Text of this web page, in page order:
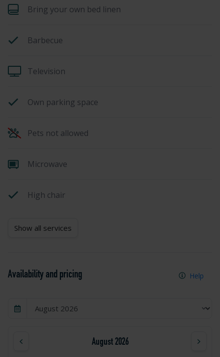
Bring your own bed linen
Barbecue
Television
Own parking space
Pets not allowed
Microwave
High chair
Show all services
Availability and pricing Help
August 2026